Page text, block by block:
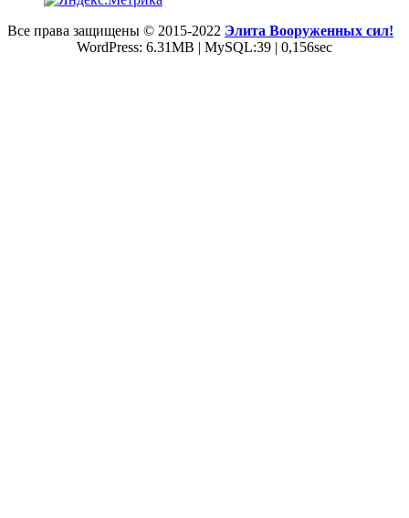
Все права защищены © 2015-2022 Элита Вооруженных сил!
WordPress: 6.31MB | MySQL:39 | 0,156sec